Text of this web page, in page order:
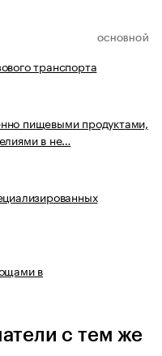
ОСНОВНОЙ
транспорта
пищевыми продуктами,
в не…
в
с тем же